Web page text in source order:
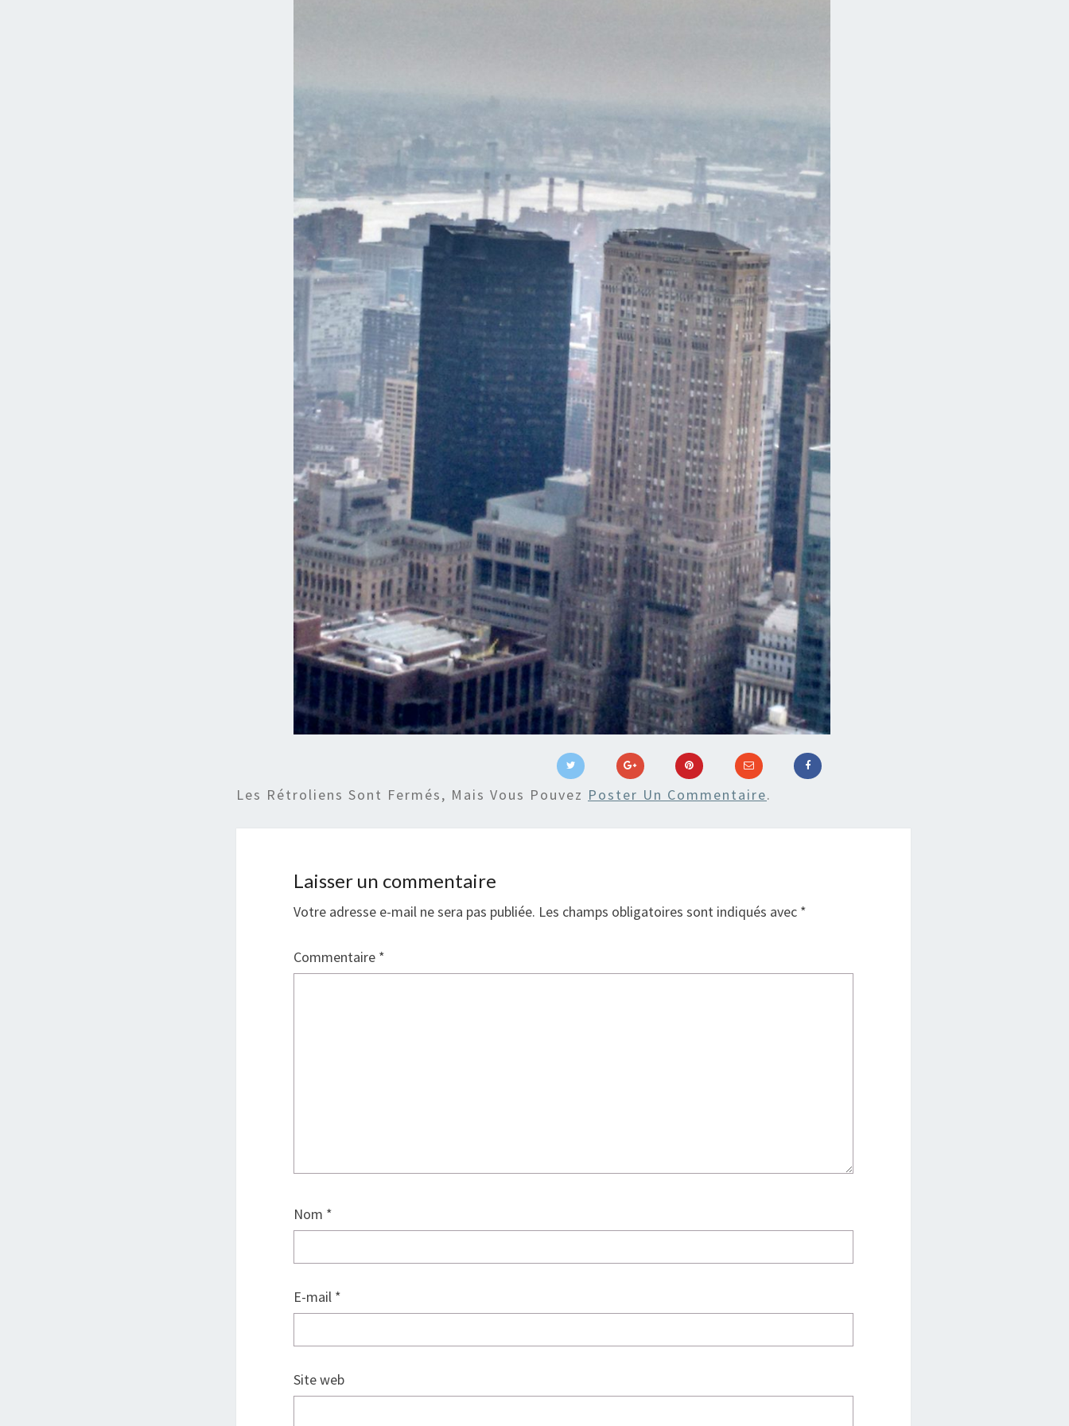
Les Rétroliens Sont Fermés, Mais Vous Pouvez Poster Un Commentaire.
Laisser un commentaire
Votre adresse e-mail ne sera pas publiée. Les champs obligatoires sont indiqués avec *
Commentaire *
Nom *
E-mail *
Site web